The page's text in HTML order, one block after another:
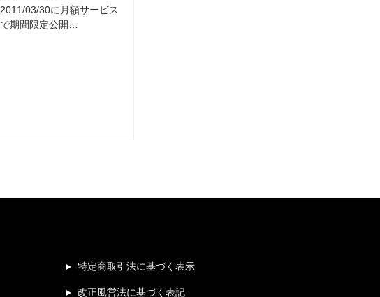
2011/03/30に月額サービス
で期間限定公開…
特定商取引法に基づく表示
改正風営法に基づく表記